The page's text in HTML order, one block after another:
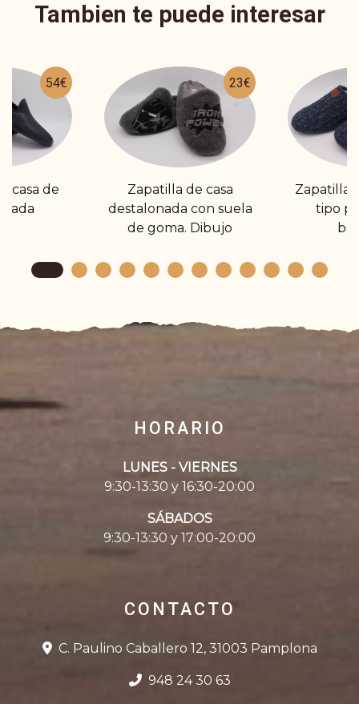
Tambien te puede interesar
54€
casa de
23€
Zapatilla de casa
destalonada con suela
de goma. Dibujo
Zapatilla
tipo
HORARIO
LUNES - VIERNES
9:30-13:30 y 16:30-20:00
SÁBADOS
9:30-13:30 y 17:00-20:00
CONTACTO
C. Paulino Caballero 12, 31003 Pamplona
948 24 30 63